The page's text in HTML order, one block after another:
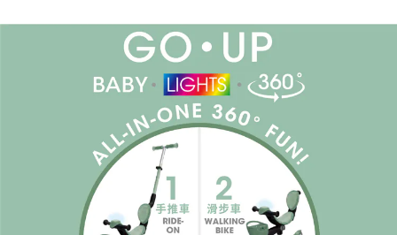
３．未成年的使用者請事先徵得法定代理人或監護人之同意方可使用
「AFTEE先享後付」，若未經同意申辦者引起之損失，本公司不負相關責
時審查核予不同之上限額度；若仍有額度不足之情形，本公司將視審查結果
５．嚴禁一人註冊多個帳號或使用他人資訊註冊。若發現惡意使用之情形，
恩沛科技股份有限公司將有權停止該用戶之使用額度並採取法律行動。